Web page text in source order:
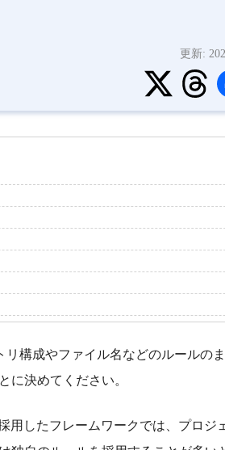
更新:
リ構成やファイル名などのルールの
に決めてください。
用したフレームワークでは、プロジ